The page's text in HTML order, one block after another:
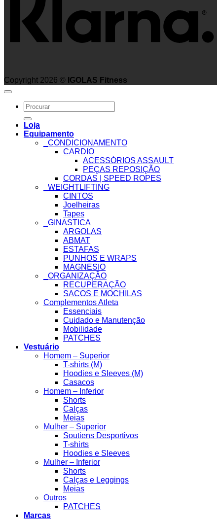
Copyright 2026 © IGOLAS Fitness
Search
for:
Loja
Equipamento
_CONDICIONAMENTO
CARDIO
ACESSÓRIOS ASSAULT
PEÇAS REPOSIÇÃO
CORDAS | SPEED ROPES
_WEIGHTLIFTING
CINTOS
Joelheiras
Tapes
_GINASTICA
ARGOLAS
ABMAT
ESTAFAS
PUNHOS E WRAPS
MAGNESIO
_ORGANIZAÇÃO
RECUPERAÇÃO
SACOS E MOCHILAS
Complementos Atleta
Essenciais
Cuidado e Manutenção
Mobilidade
PATCHES
Vestuário
Homem – Superior
T-shirts (M)
Hoodies e Sleeves (M)
Casacos
Homem – Inferior
Shorts
Calças
Meias
Mulher – Superior
Soutiens Desportivos
T-shirts
Hoodies e Sleeves
Mulher – Inferior
Shorts
Calças e Leggings
Meias
Outros
PATCHES
Marcas